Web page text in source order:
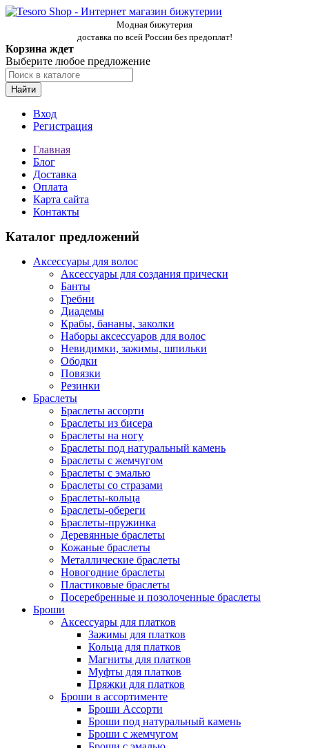
Модная бижутерия
доставка по всей России без предоплат!
Корзина ждет
Выберите любое предложение
Найти
Вход
Регистрация
Главная
Блог
Доставка
Оплата
Карта сайта
Контакты
Каталог предложений
Аксессуары для волос
Аксессуары для создания прически
Банты
Гребни
Диадемы
Крабы, бананы, заколки
Наборы аксессуаров для волос
Невидимки, зажимы, шпильки
Ободки
Повязки
Резинки
Браслеты
Браслеты ассорти
Браслеты из бисера
Браслеты на ногу
Браслеты под натуральный камень
Браслеты с жемчугом
Браслеты с эмалью
Браслеты со стразами
Браслеты-кольца
Браслеты-обереги
Браслеты-пружинка
Деревянные браслеты
Кожаные браслеты
Металлические браслеты
Новогодние браслеты
Пластиковые браслеты
Посеребренные и позолоченные браслеты
Броши
Аксессуары для платков
Зажимы для платков
Кольца для платков
Магниты для платков
Муфты для платков
Пряжки для платков
Броши в ассортименте
Броши Ассорти
Броши под натуральный камень
Броши с жемчугом